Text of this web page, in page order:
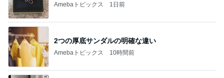
Amebaトピックス 1日前
2つの厚底サンダルの明確な違い
Amebaトピックス 10時間前